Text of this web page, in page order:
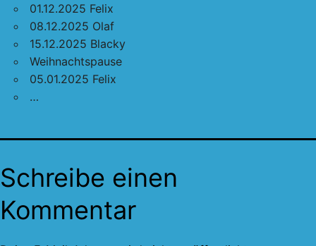
01.12.2025 Felix
08.12.2025 Olaf
15.12.2025 Blacky
Weihnachtspause
05.01.2025 Felix
…
Schreibe einen
Kommentar